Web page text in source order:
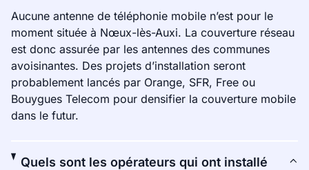
Aucune antenne de téléphonie mobile n’est pour le
moment située à Nœux-lès-Auxi. La couverture réseau
est donc assurée par les antennes des communes
avoisinantes. Des projets d’installation seront
probablement lancés par Orange, SFR, Free ou
Bouygues Telecom pour densifier la couverture mobile
dans le futur.
Quels sont les opérateurs qui ont installé